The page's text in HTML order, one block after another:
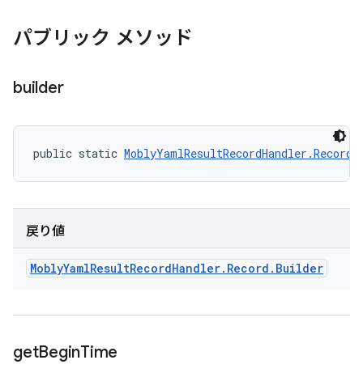
パブリック メソッド
builder
public static
戻り値
MoblyYamlResultRecordHandler. Record . Builder
getBeginTime